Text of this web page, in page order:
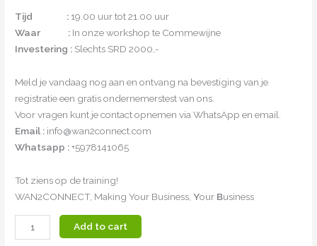
Tijd : 19.00 uur tot 21.00 uur
Waar : In onze workshop te Commewijne
Investering : Slechts SRD 2000,-
Meld je vandaag nog aan en ontvang na bevestiging van je
registratie een gratis ondernemerstest van ons.
Voor vragen kunt je contact opnemen via WhatsApp en email.
Email : info@wan2connect.com
Whatsapp :+5978141065
Tot ziens op de training!
WAN2CONNECT, Making Your Business,Your Business
Add to cart